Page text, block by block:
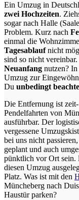
Ein Umzug in
zwei Hochzeiten.
sogar nach Halle
Problem. Kurz nach
einmal die
Tagesablaufnicht
sind so nicht
Neuanfang nutzen?
Umzug zur
Du unbedingt
Die Entfernung ist
Pendelfahrten von
ausführbar. Der
vergessene
bei uns nicht
geplant und auch
pünktlich vor Ort sein.
diesen Umzug
Platz. Was ist mit den
Müncheberg nach
Haustür parken?